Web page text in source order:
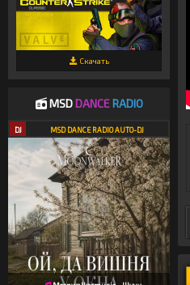
Скачать
MSDDANCE RADIO
DJ MSD DANCE RADIO AUTO-DJ